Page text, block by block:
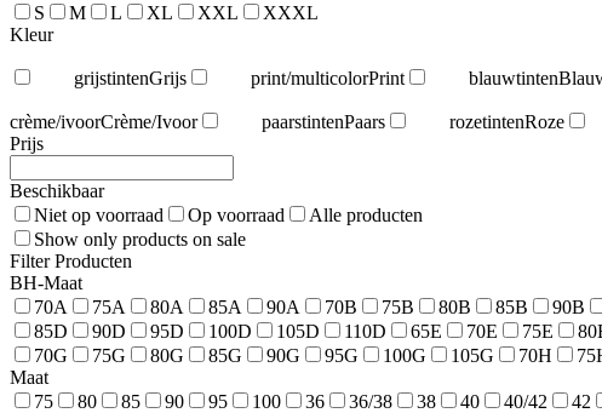
S
M L XL XXL
XXXL
Kleur
grijstintenGrijs print/multicolorPrint blauwtinten
crème/ivoorCrème/Ivoor paarstintenPaars rozetintenRoze
Prijs
Beschikbaar
Niet op voorraad
Op voorraad
Alle producten
Show only products on sale
Filter Producten
BH-Maat
70A
75A 80A 85A 90A 70B 75B 80B 85B 90B
85D
90D 95D 100D 105D 110D 65E 70E 75E
70G
75G 80G 85G 90G 95G 100G 105G 70H
Maat
75
80 85 90 95 100 36 36/38 38 40 40/42 42